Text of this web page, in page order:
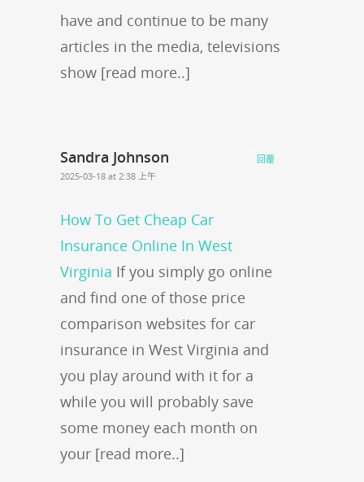
have and continue to be many
articles in the media, televisions
show [read more..]
Sandra Johnson
2025-03-18 at 2:38 上午
How To Get Cheap Car
Insurance Online In West
Virginia If you simply go online
and find one of those price
comparison websites for car
insurance in West Virginia and
you play around with it for a
while you will probably save
some money each month on
your [read more..]
回覆